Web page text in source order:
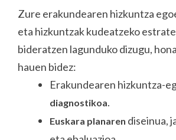
Zure erakundearen hizkuntza
eta hizkuntzak kudeatzeko
bideratzen lagunduko dizugu,
hauen bidez:
Erakundearen hizkuntza-
diagnostikoa.
Euskara planaren diseinua,